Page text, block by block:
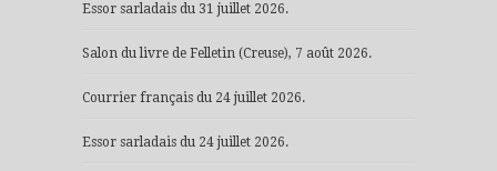
Essor sarladais du 31 juillet 2026.
Salon du livre de Felletin (Creuse), 7 août 2026.
Courrier français du 24 juillet 2026.
Essor sarladais du 24 juillet 2026.